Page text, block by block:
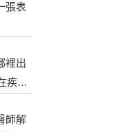
張表
裡出
疾病
師解